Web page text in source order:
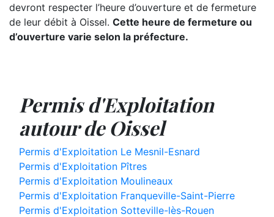
devront respecter l’heure d’ouverture et de fermeture
de leur débit à Oissel. Cette heure de fermeture ou
d’ouverture varie selon la préfecture.
Permis d'Exploitation
autour de Oissel
Permis d'Exploitation Le Mesnil-Esnard
Permis d'Exploitation Pîtres
Permis d'Exploitation Moulineaux
Permis d'Exploitation Franqueville-Saint-Pierre
Permis d'Exploitation Sotteville-lès-Rouen